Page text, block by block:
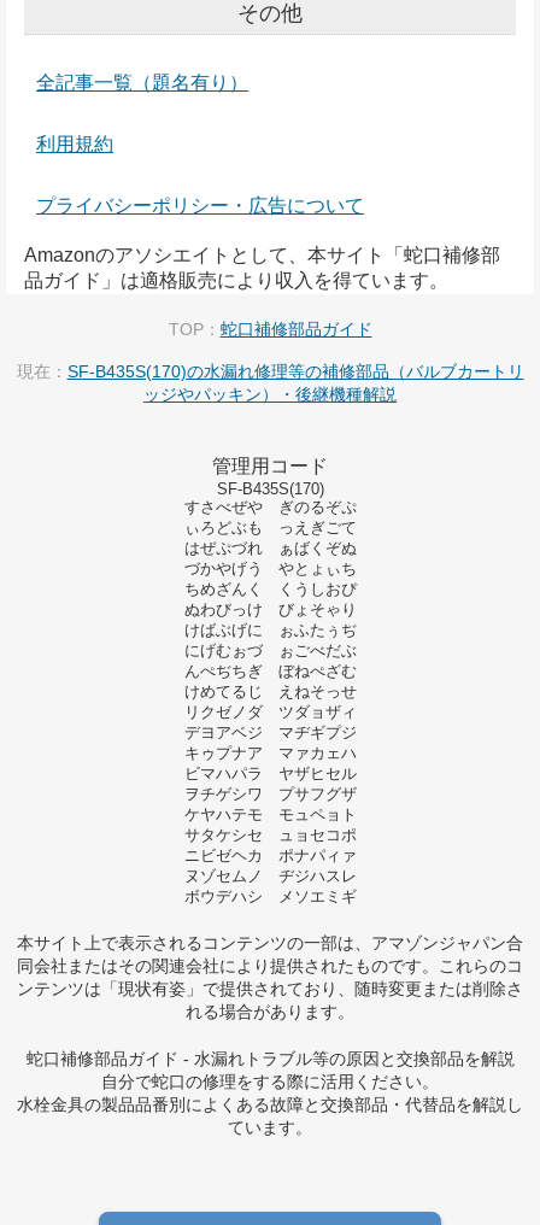
その他
全記事一覧（題名有り）
利用規約
プライバシーポリシー・広告について
Amazonのアソシエイトとして、本サイト「蛇口補修部
品ガイド」は適格販売により収入を得ています。
TOP： 蛇口補修部品ガイド
現在： SF-B435S(170)の水漏れ修理等の補修部品（バルブカートリ
ッジやパッキン）・後継機種解説
管理用コード
SF-B435S(170)
すさべぜや ぎのるぞぷ
ぃろどぶも っえぎごて
はぜぷづれ ぁばくぞぬ
づかやげう やとょぃち
ちめざんく くうしおぴ
ぬわびっけ びょそゃり
けばぶげに ぉふたぅぢ
にげむぉづ ぉごべだぶ
んぺぢちぎ ぼねぺざむ
けめてるじ えねそっせ
リクゼノダ ツダョザィ
デヨアベジ マヂギプジ
キゥプナア マァカェハ
ビマハパラ ヤザヒセル
ヲチゲシワ プサフグザ
ケヤハテモ モュペョト
サタケシセ ュョセコポ
ニビゼヘカ ポナパィァ
ヌゾセムノ ヂジハスレ
ボウデハシ メソエミギ
本サイト上で表示されるコンテンツの一部は、アマゾンジャパン合
同会社またはその関連会社により提供されたものです。これらのコ
ンテンツは「現状有姿」で提供されており、随時変更または削除さ
れる場合があります。
蛇口補修部品ガイド - 水漏れトラブル等の原因と交換部品を解説
自分で蛇口の修理をする際に活用ください。
水栓金具の製品品番別によくある故障と交換部品・代替品を解説し
ています。